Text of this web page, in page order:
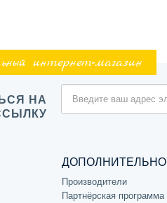
интернет-магазин
НА
ДОПОЛНИТЕЛЬНО
Производители
Партнёрская программа